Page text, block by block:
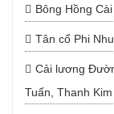
Bông Hồng
Tân cổ Phi
Cải lương
Tuấn, Thanh